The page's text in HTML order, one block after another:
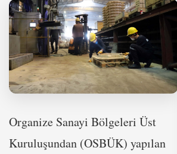
Organize Sanayi Bölgeleri Üst
Kuruluşundan (OSBÜK) yapılan